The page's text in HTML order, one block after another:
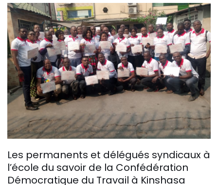
Les permanents et délégués syndicaux à
l’école du savoir de la Confédération
Démocratique du Travail à Kinshasa